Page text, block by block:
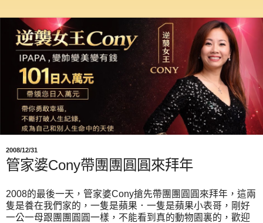
2008/12/31
管家婆Cony帶團團圓圓來拜年
2008的最後一天，管家婆Cony搶先帶團團圓圓來拜年，這兩
隻是養在我們家的，一隻是蘋果．一隻是蘋果小表哥，剛好
一公一母跟團團圓圓一樣，不能看到真的動物園裏的，歡迎